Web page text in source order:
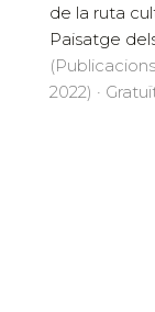
de la ruta
Paisatge
2022) ·